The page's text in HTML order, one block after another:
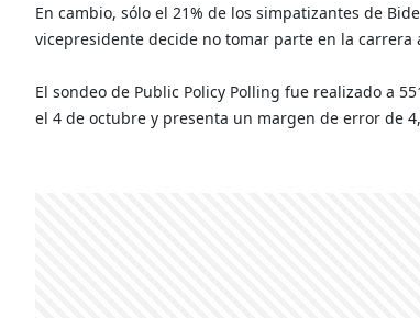
En cambio, sólo el 21% de los simpatizantes de
vicepresidente decide no tomar parte en la carrera
El sondeo de Public Policy Polling fue realizado a
el 4 de octubre y presenta un margen de error de